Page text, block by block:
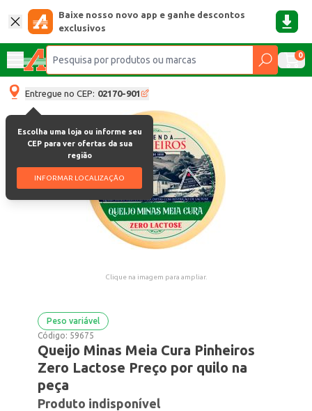
Baixe nosso novo app e ganhe descontos
exclusivos
0
Entregue no CEP: 02170-901
Escolha uma loja ou informe seu
CEP para ver ofertas da sua
região
INFORMAR LOCALIZAÇÃO
Clique na imagem para ampliar.
Peso variável
Código: 59675
Queijo Minas Meia Cura Pinheiros
Zero Lactose Preço por quilo na
peça
Produto indisponível